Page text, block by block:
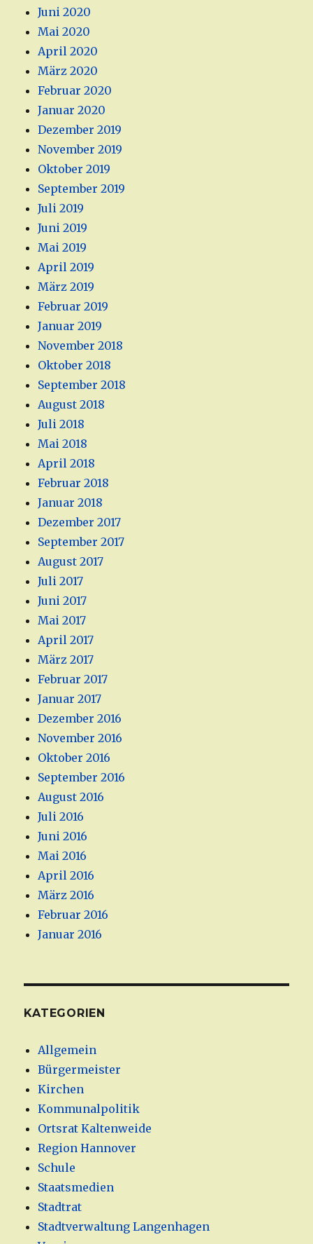
Juni 2020
Mai 2020
April 2020
März 2020
Februar 2020
Januar 2020
Dezember 2019
November 2019
Oktober 2019
September 2019
Juli 2019
Juni 2019
Mai 2019
April 2019
März 2019
Februar 2019
Januar 2019
November 2018
Oktober 2018
September 2018
August 2018
Juli 2018
Mai 2018
April 2018
Februar 2018
Januar 2018
Dezember 2017
September 2017
August 2017
Juli 2017
Juni 2017
Mai 2017
April 2017
März 2017
Februar 2017
Januar 2017
Dezember 2016
November 2016
Oktober 2016
September 2016
August 2016
Juli 2016
Juni 2016
Mai 2016
April 2016
März 2016
Februar 2016
Januar 2016
KATEGORIEN
Allgemein
Bürgermeister
Kirchen
Kommunalpolitik
Ortsrat Kaltenweide
Region Hannover
Schule
Staatsmedien
Stadtrat
Stadtverwaltung Langenhagen